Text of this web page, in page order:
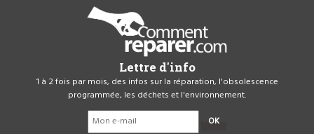
Lettre d'info
1 à 2 fois par mois, des infos sur la réparation, l'obsolescence
programmée, les déchets et l'environnement.
OK